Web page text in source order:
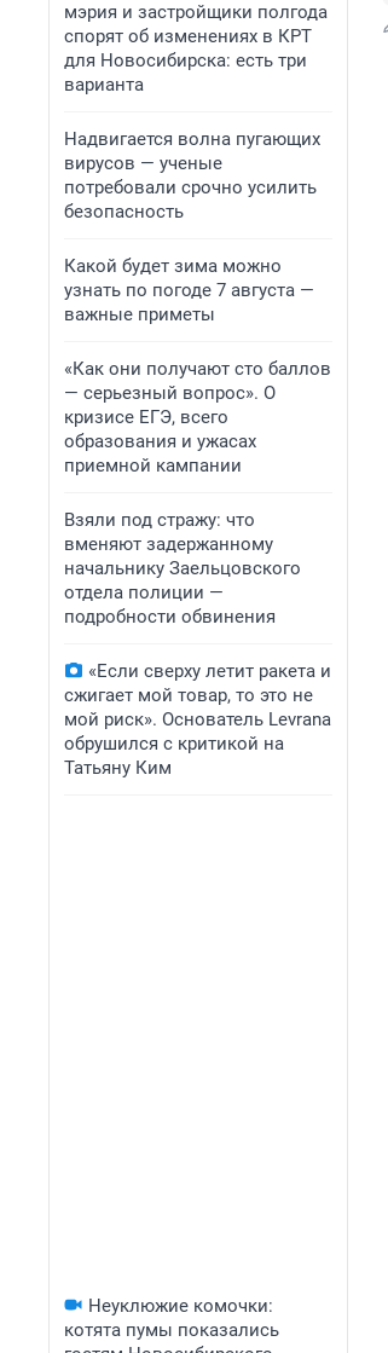
мэрия и застройщики полгода
спорят об изменениях в КРТ
для Новосибирска: есть три
варианта
Надвигается волна пугающих
вирусов — ученые
потребовали срочно усилить
безопасность
Какой будет зима можно
узнать по погоде 7 августа —
важные приметы
«Как они получают сто баллов
— серьезный вопрос». О
кризисе ЕГЭ, всего
образования и ужасах
приемной кампании
Взяли под стражу: что
вменяют задержанному
начальнику Заельцовского
отдела полиции —
подробности обвинения
«Если сверху летит ракета и
сжигает мой товар, то это не
мой риск». Основатель Levrana
обрушился с критикой на
Татьяну Ким
Неуклюжие комочки:
котята пумы показались